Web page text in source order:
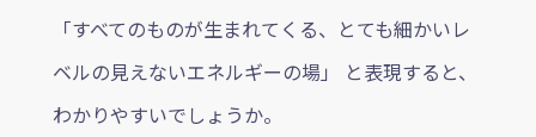
「すべてのものが生まれてくる、とても細かいレ
ベルの見えないエネルギーの場」 と表現すると、
わかりやすいでしょうか。